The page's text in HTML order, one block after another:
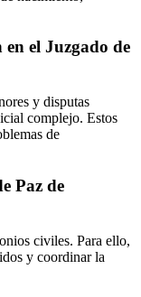
en el Juzgado de
y disputas
complejo. Estos
de
Paz de
civiles. Para ello,
y coordinar la